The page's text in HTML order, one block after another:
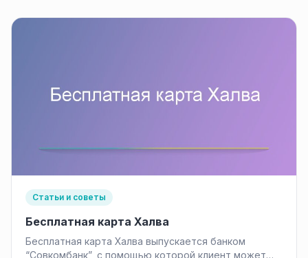
Статьи и советы
Бесплатная карта Халва
Бесплатная карта Халва выпускается банком
“Совкомбанк”, с помощью которой клиент может